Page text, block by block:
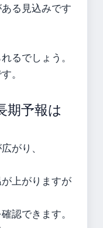
る見込みです
るでしょう。
。
期予報は
がり、
上がりますが
認できます。